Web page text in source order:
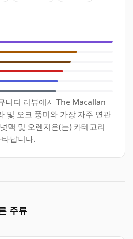
니티 리뷰에서 The Macallan
및 오크 풍미와 가장 자주 연관
맥 및 오렌지은(는) 카테고리
납니다.
주류